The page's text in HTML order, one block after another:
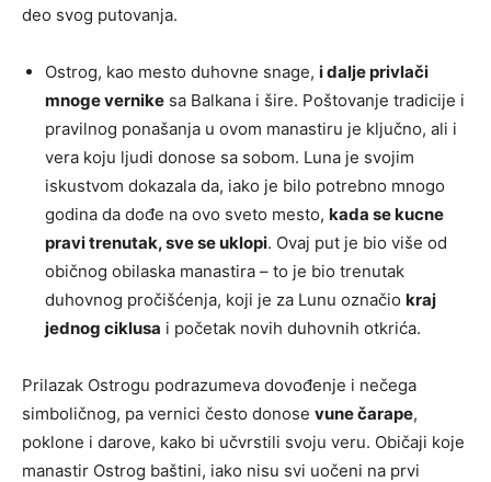
deo svog putovanja.
Ostrog, kao mesto duhovne snage, i dalje privlači
mnoge vernike sa Balkana i šire. Poštovanje tradicije i
pravilnog ponašanja u ovom manastiru je ključno, ali i
vera koju ljudi donose sa sobom. Luna je svojim
iskustvom dokazala da, iako je bilo potrebno mnogo
godina da dođe na ovo sveto mesto, kada se kucne
pravi trenutak, sve se uklopi. Ovaj put je bio više od
običnog obilaska manastira – to je bio trenutak
duhovnog pročišćenja, koji je za Lunu označio kraj
jednog ciklusa i početak novih duhovnih otkrića.
Prilazak Ostrogu podrazumeva dovođenje i nečega
simboličnog, pa vernici često donose vune čarape,
poklone i darove, kako bi učvrstili svoju veru. Običaji koje
manastir Ostrog baštini, iako nisu svi uočeni na prvi